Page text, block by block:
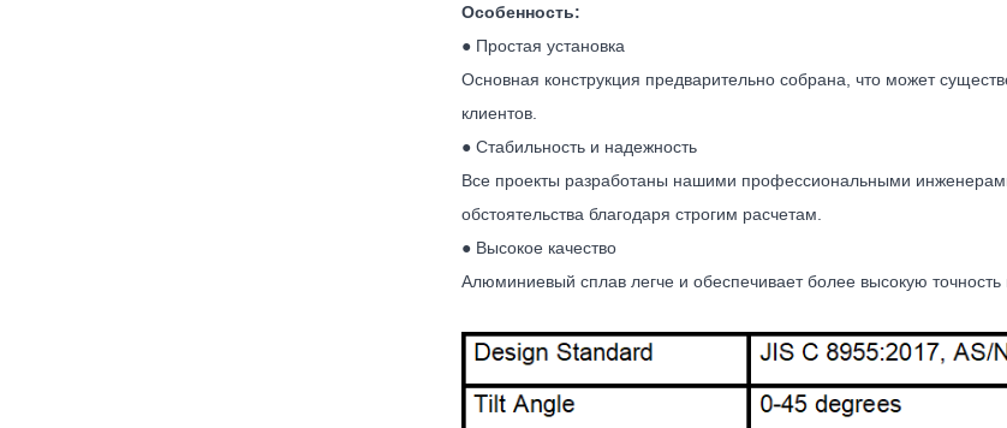
Особенность:
● Простая установка
Основная конструкция предварительно собрана, что может
клиентов.
● Стабильность и надежность
Все проекты разработаны нашими профессиональными
обстоятельства благодаря строгим расчетам.
● Высокое качество
Алюминиевый сплав легче и обеспечивает более высокую точность